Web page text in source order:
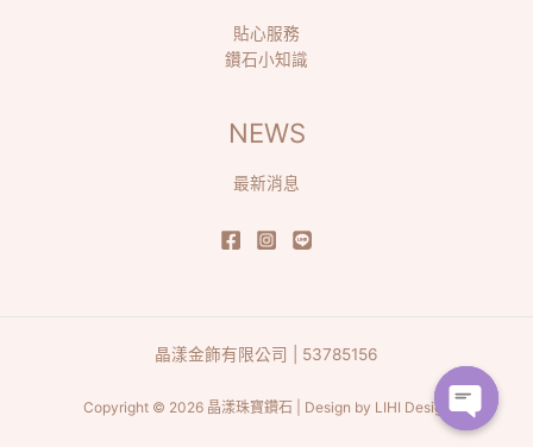
貼心服務
鑽石小知識
NEWS
最新消息
晶漾金飾有限公司 | 53785156
Copyright © 2026 晶漾珠寶鑽石 | Design by LIHI Design
Open